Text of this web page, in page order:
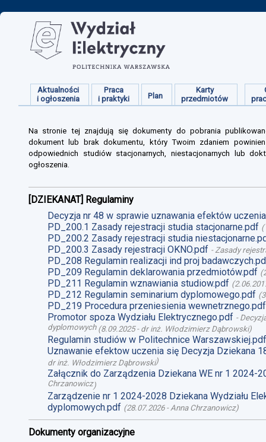
Aktualności
i ogłoszenia
Praca
i praktyki
Plan
Karty
przedmiotów
Na stronie tej znajdują się dokumenty do pobrania
dokument lub brak dokumentu, który Twoim zdaniem
odpowiednich studiów stacjonarnych, niestacjonarnych lub
ogłoszenia.
[DZIEKANAT] Regulaminy
Decyzja nr 48 w sprawie uznawania efektów
PD_200.1 Zasady rejestracji studia stacjonarne.pdf (
PD_200.2 Zasady rejestracji studia
PD_200.3 Zasady rejestracji OKNO.pdf - Zasady
PD_208 Regulamin realizacji ind proj
PD_209 Regulamin deklarowania przedmiotów.pdf (
PD_211 Regulamin wznawiania studiow.pdf (
PD_212 Regulamin seminarium dyplomowego.pdf (
PD_219 Procedura przeniesienia wewnetrznego.pdf
Promotor spoza Wydziału Elektrycznego.pdf -
dyplomowych(8.09.2025- dr inż. Włodzimierz Dąbrowski)
Regulamin studiów w Politechnice Warszawskiej.pdf
Uznawanie efektow uczenia się Decyzja Dziekana
dr inż. Włodzimierz Dąbrowski)
Załącznik do Zarządzenia Dziekana WE nr 1
Chrzanowicz)
Zarządzenie nr 1 2024-2028 Dziekana Wydziału
dyplomowych.pdf (28.07.2026- Anna Chrzanowicz)
Dokumenty organizacyjne